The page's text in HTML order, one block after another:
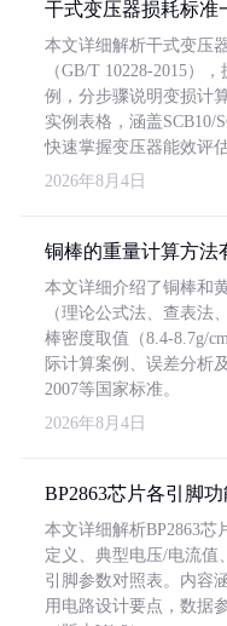
干式变压器损耗标准
本文详细解析干式变压
（GB/T 10228-2015）
例，分步骤说明变损计
实例表格，涵盖SCB10/
快速掌握变压器能效评
2026年8月4日
铜棒的重量计算方法
本文详细介绍了铜棒和
（理论公式法、查表法
棒密度取值（8.4-8.7g/
际计算案例、误差分析
2007等国家标准。
2026年8月4日
BP2863芯片各引脚
本文详细解析BP2863
定义、典型电压/电流值
引脚参数对照表。内容
用电路设计要点，数据